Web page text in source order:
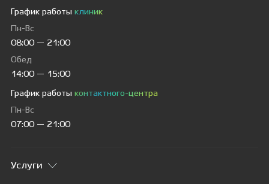
График работы клиник
Пн-Вс
08:00 — 21:00
Обед
14:00 — 15:00
График работы контактного-центра
Пн-Вс
07:00 — 21:00
Услуги